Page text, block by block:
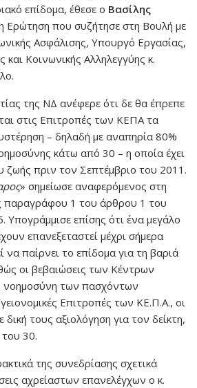
επίδομα, έθεσε ο Βασίλης
Ερώτηση που συζήτησε στη Βουλή με
Ασφάλισης, Υπουργό Εργασίας,
και Κοινωνικής Αλληλεγγύης κ.
της ΝΔ ανέφερε ότι δε θα έπρεπε
στις Επιτροπές των ΚΕΠΑ τα
– δηλαδή με αναπηρία 80%
κάτω από 30 – η οποία έχει
ζωής πριν τον Σεπτέμβριο του 2011.
» σημείωσε αναφερόμενος στη
παραγράφου 1 του άρθρου 1 του
επίσης ότι ένα μεγάλο
επανεξεταστεί μέχρι σήμερα
να παίρνει το επίδομα για τη βαριά
οι βεβαιώσεις των Κέντρων
νοημοσύνη των πασχόντων
Επιτροπές των ΚΕ.Π.Α., οι
τους αξιολόγηση για τον δείκτη,
του 30.
της συνεδρίασης σχετικά
αχρείαστων επανελέγχων ο κ.